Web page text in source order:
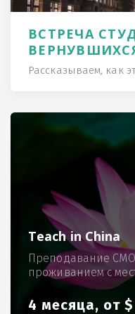
ВСТРЕЧА
Рассказываем, как
Teach in China
Преподавание
проживанием с
4 месяца, от $